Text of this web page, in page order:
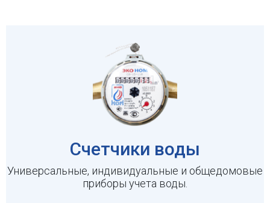
Счетчики воды
Универсальные, индивидуальные и общедомовые
приборы учета воды.